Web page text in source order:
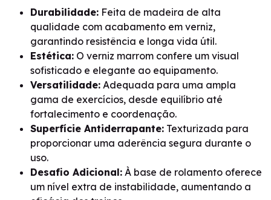
Durabilidade: Feita de madeira de alta
qualidade com acabamento em verniz,
garantindo resistência e longa vida útil.
Estética: O verniz marrom confere um visual
sofisticado e elegante ao equipamento.
Versatilidade: Adequada para uma ampla
gama de exercícios, desde equilíbrio até
fortalecimento e coordenação.
Superfície Antiderrapante: Texturizada para
proporcionar uma aderência segura durante o
uso.
Desafio Adicional: À base de rolamento oferece
um nível extra de instabilidade, aumentando a